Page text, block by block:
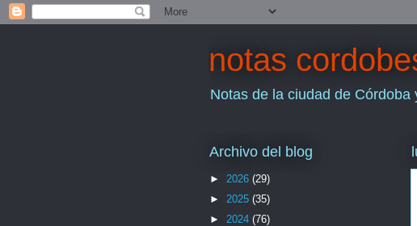
notas
Notas de la ciudad de Córdoba
Archivo del blog
► 2026 (29)
► 2025 (35)
► 2024 (76)